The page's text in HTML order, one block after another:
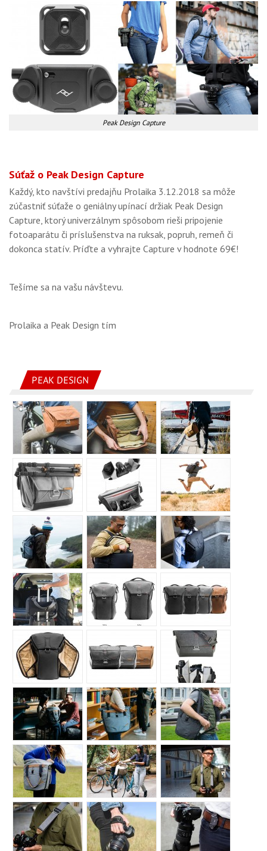
Peak Design Capture
Súťaž o Peak Design Capture
Každý, kto navštívi predajňu Prolaika 3.12.2018 sa môže
zúčastniť súťaže o geniálny upínací držiak Peak Design
Capture, ktorý univerzálnym spôsobom rieši pripojenie
fotoaparátu či príslušenstva na ruksak, popruh, remeň či
dokonca statív. Príďte a vyhrajte Capture v hodnote 69€!
Tešíme sa na vašu návštevu.
Prolaika a Peak Design tím
PEAK DESIGN